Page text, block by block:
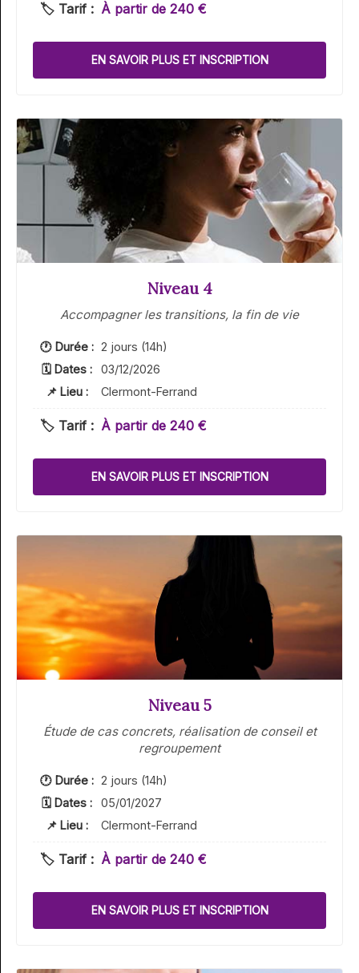
🏷️ Tarif : À partir de 240 €
EN SAVOIR PLUS ET INSCRIPTION
Niveau 4
Accompagner les transitions, la fin de vie
🕐 Durée : 2 jours (14h)
🗓 Dates :
03/12/2026
📌 Lieu :
Clermont-Ferrand
🏷️ Tarif : À partir de 240 €
EN SAVOIR PLUS ET INSCRIPTION
Niveau 5
Étude de cas concrets, réalisation de conseil et
regroupement
🕐 Durée : 2 jours (14h)
🗓 Dates :
05/01/2027
📌 Lieu :
Clermont-Ferrand
🏷️ Tarif : À partir de 240 €
EN SAVOIR PLUS ET INSCRIPTION